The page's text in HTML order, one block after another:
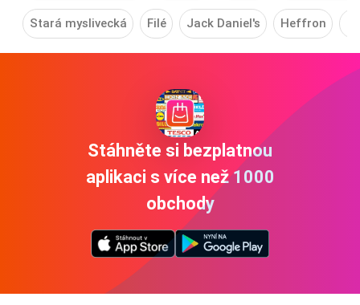
Stará myslivecká Filé Jack Daniel's Heffron
Stáhněte si bezplatnou
aplikaci s více než 1000
obchody